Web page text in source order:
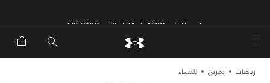
رياضات تمرين للنساء